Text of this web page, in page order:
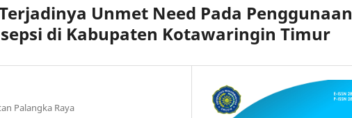
Unmet Need Pada Penggunaan
di Kabupaten Kotawaringin Timur
Palangka Raya